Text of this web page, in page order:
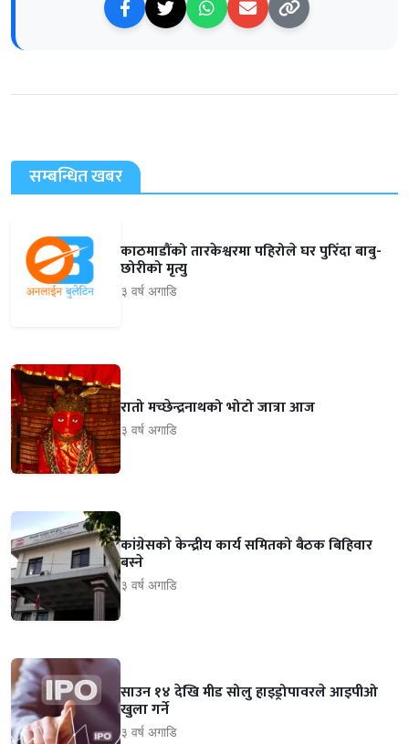
सम्बन्धित खबर
काठमाडौंको तारकेश्वरमा पहिरोले घर पुरिँदा बाबु-
छोरीको मृत्यु
३ वर्ष अगाडि
रातो मच्छेन्द्रनाथको भोटो जात्रा आज
३ वर्ष अगाडि
कांग्रेसको केन्द्रीय कार्य समितको बैठक बिहिवार
बस्ने
३ वर्ष अगाडि
साउन १४ देखि मीड सोलु हाइड्रोपावरले आइपीओ
खुला गर्ने
३ वर्ष अगाडि